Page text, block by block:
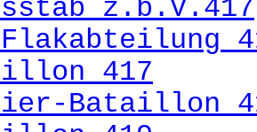
z.b.V.417
Flakabteilung
417
Bataillon